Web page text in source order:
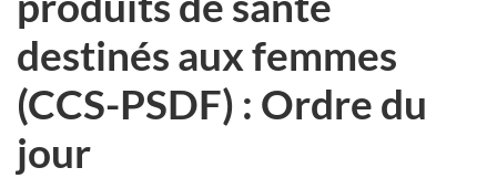
destinés aux femmes
(CCS-PSDF) : Ordre du
jour